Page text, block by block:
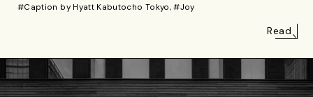
#Caption by Hyatt Kabutocho Tokyo, #Joy
Read